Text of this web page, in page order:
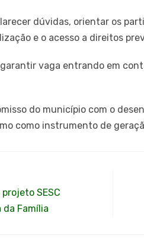
dúvidas, orientar os
e o acesso a direitos
vaga entrando em
do município com o
como instrumento de
SESC
Família